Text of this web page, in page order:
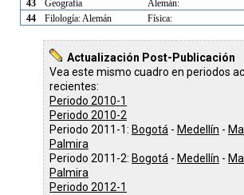
43 Geografía Alemán:
44
Filología: Alemán Física:
Actualización Post-Publicación
Vea este mismo cuadro en periodos
recientes:
Periodo 2010-1
Periodo 2010-2
Periodo 2011-1: Bogotá - Medellín -
Palmira
Periodo 2011-2: Bogotá - Medellín -
Palmira
Periodo 2012-1